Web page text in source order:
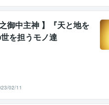
御中主神 】『天と地を
を担うモノ達
02/11